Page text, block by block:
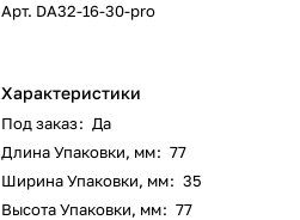
Арт. DA32-16-30-pro
Характеристики
Под заказ: Да
Длина Упаковки, мм: 77
Ширина Упаковки, мм: 35
Высота Упаковки, мм: 77